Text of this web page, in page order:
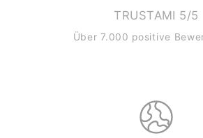
TRUSTAMI 5/5
Über 7.000 positive